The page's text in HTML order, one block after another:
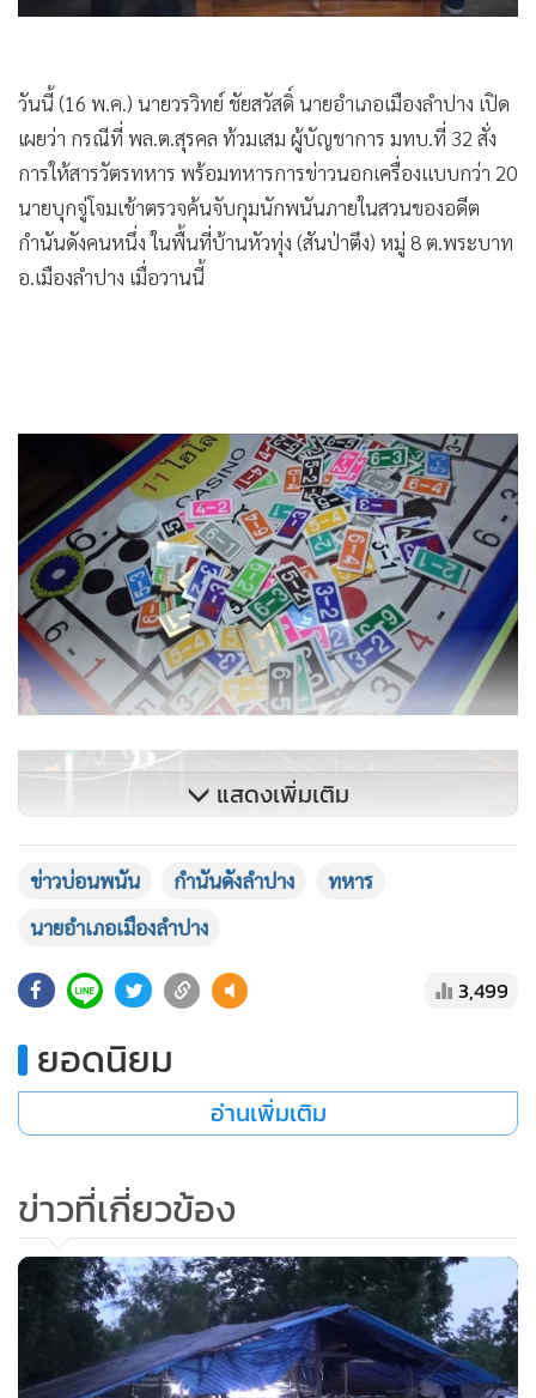
วันนี้ (16 พ.ค.) นายวรวิทย์ ชัยสวัสดิ์ นายอำเภอเมืองลำปาง เปิด
เผยว่า กรณีที่ พล.ต.สุรคล ท้วมเสม ผู้บัญชาการ มทบ.ที่ 32 สั่ง
การให้สารวัตรทหาร พร้อมทหารการข่าวนอกเครื่องแบบกว่า 20
นายบุกจู่โจมเข้าตรวจค้นจับกุมนักพนันภายในสวนของอดีต
กำนันดังคนหนึ่ง ในพื้นที่บ้านหัวทุ่ง (สันป่าตึง) หมู่ 8 ต.พระบาท
อ.เมืองลำปาง เมื่อวานนี้
พบมีการสร้างเพิงลักษณะกึ่งถาวรแข็งแรง มีรั้วรอบขอบชิด และ
อยู่ในวงไฮโลจำนวนมาก ตลอดจนลูกเต๋าสำหรับเล่นไฮโลพร้อม
ถ้วยจำนวน 3 ชุด และมีการนำเครื่องปั่นไฟมาใช้ปั่นกระแสไฟฟ้า
ในเวลากลางคืน และเปิดร้านจำหน่ายอาหาร พร้อมทั้งมีหมอ
นวดไว้คอยบริการนวดคลายกล้ามเนื้อให้นักพนันอีกด้วยนั้น
จากการตรวจสอบ และให้ปลัดอาวุโสอำเภอเมืองลำปางเข้าตรวจ
แสดงเพิ่มเติม
ข่าวบ่อนพนัน กำนันดังลำปาง
ทหาร
นายอำเภอเมืองลำปาง
3,499
ยอดนิยม
อ่านเพิ่มเติม
ข่าวที่เกี่ยวข้อง